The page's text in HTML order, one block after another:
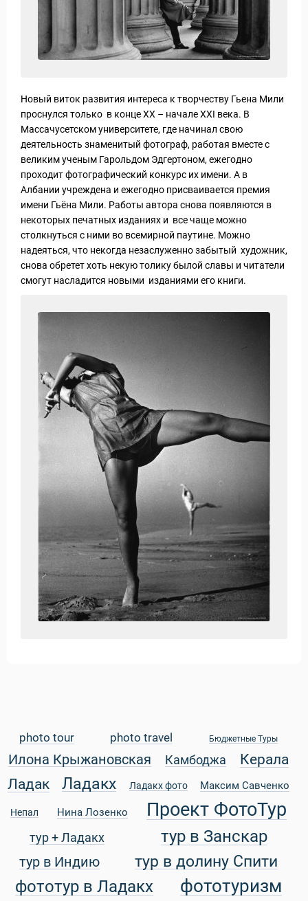
Новый виток развития интереса к творчеству Гьена Мили
проснулся только в конце XX – начале XXI века. В
Массачусетском университете, где начинал свою
деятельность знаменитый фотограф, работая вместе с
великим ученым Гарольдом Эдгертоном, ежегодно
проходит фотографический конкурс их имени. А в
Албании учреждена и ежегодно присваивается премия
имени Гьёна Мили. Работы автора снова появляются в
некоторых печатных изданиях и все чаще можно
столкнуться с ними во всемирной паутине. Можно
надеяться, что некогда незаслуженно забытый художник,
снова обретет хоть некую толику былой славы и читатели
смогут насладится новыми изданиями его книги.
photo tour photo travel Бюджетные Туры
Илона Крыжановская Камбоджа
Керала
Ладак
Ладакх Ладакх фото Максим Савченко
Непал Нина Лозенко Проект ФотоТур
тур + Ладакх тур в Занскар
тур в Индию тур в долину Спити
фототур в Ладакх
фототуризм